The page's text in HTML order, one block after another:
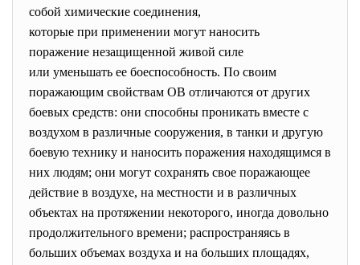
собой химические соединения,
которые при применении могут наносить
поражение незащищенной живой силе
или уменьшать ее боеспособность. По своим
поражающим свойствам ОВ отличаются от других
боевых средств: они способны проникать вместе с
воздухом в различные сооружения, в танки и другую
боевую технику и наносить поражения находящимся в
них людям; они могут сохранять свое поражающее
действие в воздухе, на местности и в различных
объектах на протяжении некоторого, иногда довольно
продолжительного времени; распространяясь в
больших объемах воздуха и на больших площадях,